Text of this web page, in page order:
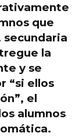
que
secundaria
la
y se
“si ellos
el
alumnos
.